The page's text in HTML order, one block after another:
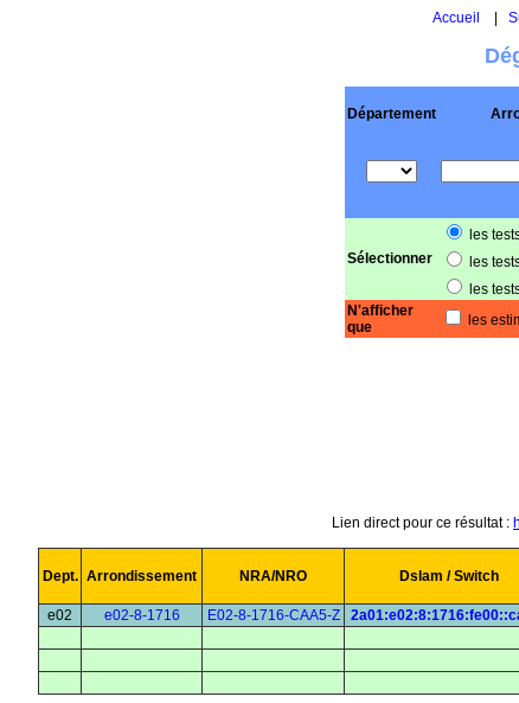
Accueil
Département
Sélectionner
les
les
les
N'afficher
que
les
Lien direct pour ce résultat :
Dept. Arrondissement NRA/NRO Dslam / Switch
e02
e02-8-1716 E02-8-1716-CAA5-Z